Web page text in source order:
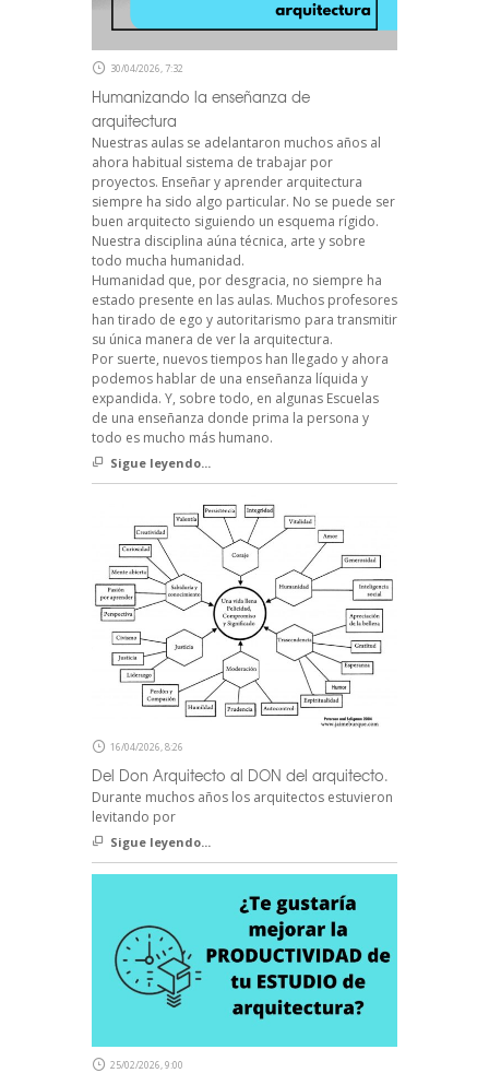
30/04/2026, 7:32
Humanizando la enseñanza de
arquitectura
Nuestras aulas se adelantaron muchos años al
ahora habitual sistema de trabajar por
proyectos. Enseñar y aprender arquitectura
siempre ha sido algo particular. No se puede ser
buen arquitecto siguiendo un esquema rígido.
Nuestra disciplina aúna técnica, arte y sobre
todo mucha humanidad.
Humanidad que, por desgracia, no siempre ha
estado presente en las aulas. Muchos profesores
han tirado de ego y autoritarismo para transmitir
su única manera de ver la arquitectura.
Por suerte, nuevos tiempos han llegado y ahora
podemos hablar de una enseñanza líquida y
expandida. Y, sobre todo, en algunas Escuelas
de una enseñanza donde prima la persona y
todo es mucho más humano.
Sigue leyendo...
16/04/2026, 8:26
Del Don Arquitecto al DON del arquitecto.
Durante muchos años los arquitectos estuvieron
levitando por
Sigue leyendo...
25/02/2026, 9:00